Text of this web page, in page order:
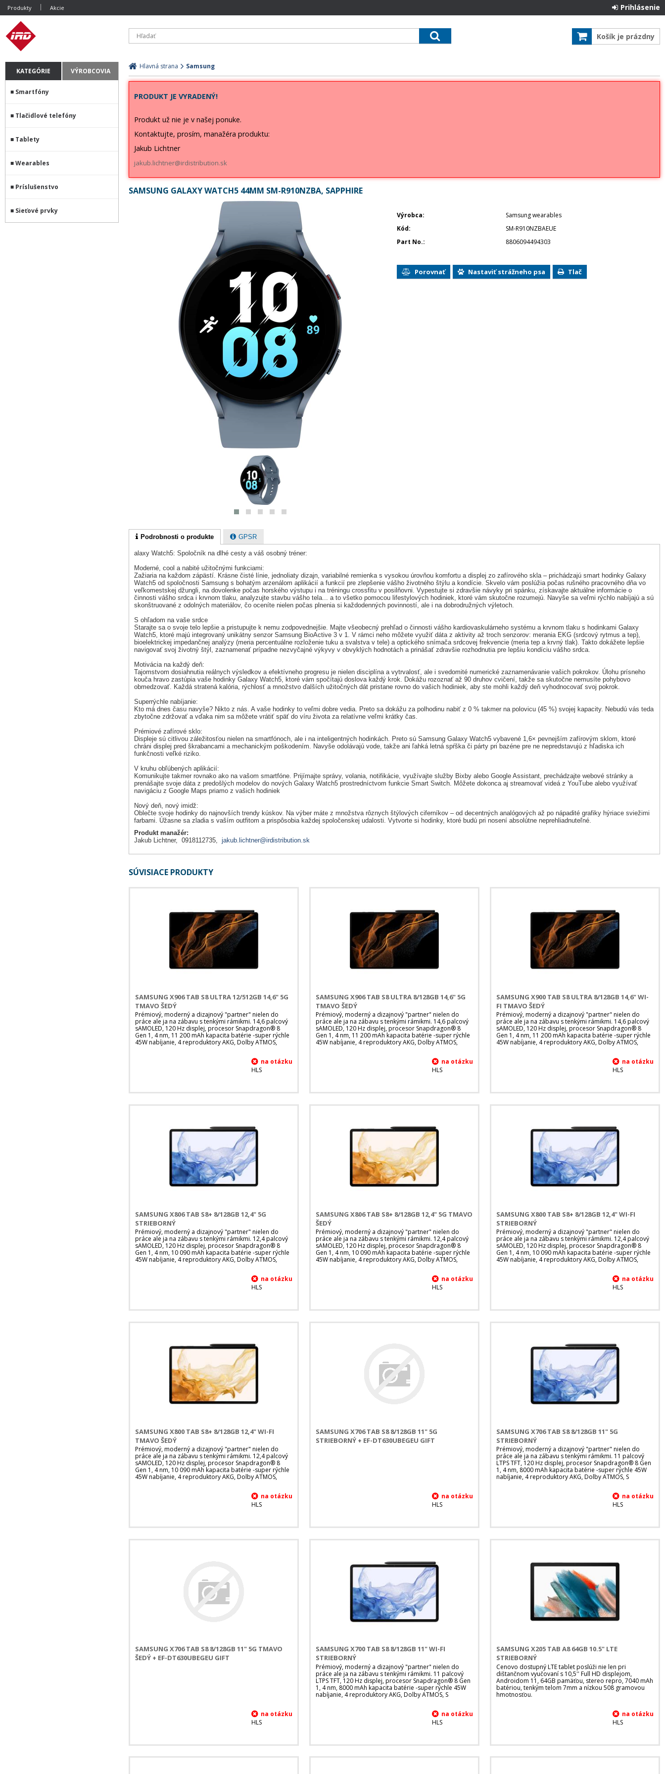
Produkty Akcie Prihlásenie
Košík je prázdny
KATEGÓRIE VÝROBCOVIA
Smartfóny
Tlačidlové telefóny
Tablety
Wearables
Príslušenstvo
Sieťové prvky
Hlavná strana Samsung
PRODUKT JE VYRADENÝ!
Produkt už nie je v našej ponuke.
Kontaktujte, prosím, manažéra produktu:
Jakub Lichtner
jakub.lichtner@irdistribution.sk
SAMSUNG GALAXY WATCH5 44MM SM-R910NZBA, SAPPHIRE
Výrobca
Samsung wearables
Kód
SM-R910NZBAEUE
Part No.
8806094494303
Porovnať Nastaviť strážneho psa Tlač
Podrobnosti o produkte GPSR
alaxy Watch5: Spoločník na dlhé cesty a váš osobný tréner:
Moderné, cool a nabité užitočnými funkciami:
Zažiaria na každom zápästí. Krásne čisté línie, jednoliaty dizajn, variabilné remienka s vysokou úrovňou komfortu a displej zo zafírového skla – prichádzajú smart hodinky Galaxy
Watch5 od spoločnosti Samsung s bohatým arzenálom aplikácií a funkcií pre zlepšenie vášho životného štýlu a kondície. Skvelo vám poslúžia počas rušného pracovného dňa vo
veľkomestskej džungli, na dovolenke počas horského výstupu i na tréningu crossfitu v posilňovni. Vypestujte si zdravšie návyky pri spánku, získavajte aktuálne informácie o
činnosti vášho srdca i krvnom tlaku, analyzujte stavbu vášho tela... a to všetko pomocou lifestylových hodiniek, ktoré vám skutočne rozumejú. Navyše sa veľmi rýchlo nabíjajú a sú
skonštruované z odolných materiálov, čo oceníte nielen počas plnenia si každodenných povinností, ale i na dobrodružných výletoch.
S ohľadom na vaše srdce
Starajte sa o svoje telo lepšie a pristupujte k nemu zodpovednejšie. Majte všeobecný prehľad o činnosti vášho kardiovaskulárneho systému a krvnom tlaku s hodinkami Galaxy
Watch5, ktoré majú integrovaný unikátny senzor Samsung BioActive 3 v 1. V rámci neho môžete využiť dáta z aktivity až troch senzorov: merania EKG (srdcový rytmus a tep),
bioelektrickej impedančnej analýzy (meria percentuálne rozloženie tuku a svalstva v tele) a optického snímača srdcovej frekvencie (meria tep a krvný tlak). Takto dokážete lepšie
navigovať svoj životný štýl, zaznamenať prípadne nezvyčajné výkyvy v obvyklých hodnotách a prinášať zdravšie rozhodnutia pre lepšiu kondíciu vášho srdca.
Motivácia na každý deň:
Tajomstvom dosiahnutia reálnych výsledkov a efektívneho progresu je nielen disciplína a vytrvalosť, ale i svedomité numerické zaznamenávanie vašich pokrokov. Úlohu prísneho
kouča hravo zastúpia vaše hodinky Galaxy Watch5, ktoré vám spočítajú doslova každý krok. Dokážu rozoznať až 90 druhov cvičení, takže sa skutočne nemusíte pohybovo
obmedzovať. Každá stratená kalória, rýchlosť a množstvo ďalších užitočných dát pristane rovno do vašich hodiniek, aby ste mohli každý deň vyhodnocovať svoj pokrok.
Superrýchle nabíjanie:
Kto má dnes času navyše? Nikto z nás. A vaše hodinky to veľmi dobre vedia. Preto sa dokážu za polhodinu nabiť z 0 % takmer na polovicu (45 %) svojej kapacity. Nebudú vás teda
zbytočne zdržovať a vďaka nim sa môžete vrátiť späť do víru života za relatívne veľmi krátky čas.
Prémiové zafírové sklo:
Displeje sú citlivou záležitosťou nielen na smartfónoch, ale i na inteligentných hodinkách. Preto sú Samsung Galaxy Watch5 vybavené 1,6× pevnejším zafírovým sklom, ktoré
chráni displej pred škrabancami a mechanickým poškodením. Navyše odolávajú vode, takže ani ľahká letná spŕška či párty pri bazéne pre ne nepredstavujú z hľadiska ich
funkčnosti veľké riziko.
V kruhu obľúbených aplikácií:
Komunikujte takmer rovnako ako na vašom smartfóne. Prijímajte správy, volania, notifikácie, využívajte služby Bixby alebo Google Assistant, prechádzajte webové stránky a
prenášajte svoje dáta z predošlých modelov do nových Galaxy Watch5 prostredníctvom funkcie Smart Switch. Môžete dokonca aj streamovať videá z YouTube alebo využívať
navigáciu z Google Maps priamo z vašich hodiniek
Nový deň, nový imidž:
Oblečte svoje hodinky do najnovších trendy kúskov. Na výber máte z množstva rôznych štýlových ciferníkov – od decentných analógových až po nápadité grafiky hýriace sviežimi
farbami. Úžasne sa zladia s vaším outfitom a prispôsobia každej spoločenskej udalosti. Vytvorte si hodinky, ktoré budú pri nosení absolútne neprehliadnuteľné.
Produkt manažér:
Jakub Lichtner, 0918112735, jakub.lichtner@irdistribution.sk
SÚVISIACE PRODUKTY
SAMSUNG X906 TAB S8 ULTRA 12/512GB 14,6" 5G
TMAVO ŠEDÝ
Prémiový, moderný a dizajnový "partner" nielen do
práce ale ja na zábavu s tenkými rámikmi. 14,6 palcový
sAMOLED, 120 Hz displej, procesor Snapdragon® 8
Gen 1, 4 nm, 11 200 mAh kapacita batérie -super rýchle
45W nabíjanie, 4 reproduktory AKG, Dolby ATMOS,
HLS
SAMSUNG X906 TAB S8 ULTRA 8/128GB 14,6" 5G
TMAVO ŠEDÝ
Prémiový, moderný a dizajnový "partner" nielen do
práce ale ja na zábavu s tenkými rámikmi. 14,6 palcový
sAMOLED, 120 Hz displej, procesor Snapdragon® 8
Gen 1, 4 nm, 11 200 mAh kapacita batérie -super rýchle
45W nabíjanie, 4 reproduktory AKG, Dolby ATMOS,
HLS
SAMSUNG X900 TAB S8 ULTRA 8/128GB 14,6" WI-
FI TMAVO ŠEDÝ
Prémiový, moderný a dizajnový "partner" nielen do
práce ale ja na zábavu s tenkými rámikmi. 14,6 palcový
sAMOLED, 120 Hz displej, procesor Snapdragon® 8
Gen 1, 4 nm, 11 200 mAh kapacita batérie -super rýchle
45W nabíjanie, 4 reproduktory AKG, Dolby ATMOS,
HLS
SAMSUNG X806 TAB S8+ 8/128GB 12,4" 5G
STRIEBORNÝ
Prémiový, moderný a dizajnový "partner" nielen do
práce ale ja na zábavu s tenkými rámikmi. 12,4 palcový
sAMOLED, 120 Hz displej, procesor Snapdragon® 8
Gen 1, 4 nm, 10 090 mAh kapacita batérie -super rýchle
45W nabíjanie, 4 reproduktory AKG, Dolby ATMOS,
HLS
SAMSUNG X806 TAB S8+ 8/128GB 12,4" 5G TMAVO
ŠEDÝ
Prémiový, moderný a dizajnový "partner" nielen do
práce ale ja na zábavu s tenkými rámikmi. 12,4 palcový
sAMOLED, 120 Hz displej, procesor Snapdragon® 8
Gen 1, 4 nm, 10 090 mAh kapacita batérie -super rýchle
45W nabíjanie, 4 reproduktory AKG, Dolby ATMOS,
HLS
SAMSUNG X800 TAB S8+ 8/128GB 12,4" WI-FI
STRIEBORNÝ
Prémiový, moderný a dizajnový "partner" nielen do
práce ale ja na zábavu s tenkými rámikmi. 12,4 palcový
sAMOLED, 120 Hz displej, procesor Snapdragon® 8
Gen 1, 4 nm, 10 090 mAh kapacita batérie -super rýchle
45W nabíjanie, 4 reproduktory AKG, Dolby ATMOS,
HLS
SAMSUNG X800 TAB S8+ 8/128GB 12,4" WI-FI
TMAVO ŠEDÝ
Prémiový, moderný a dizajnový "partner" nielen do
práce ale ja na zábavu s tenkými rámikmi. 12,4 palcový
sAMOLED, 120 Hz displej, procesor Snapdragon® 8
Gen 1, 4 nm, 10 090 mAh kapacita batérie -super rýchle
45W nabíjanie, 4 reproduktory AKG, Dolby ATMOS,
HLS
SAMSUNG X706 TAB S8 8/128GB 11" 5G
STRIEBORNÝ + EF-DT630UBEGEU GIFT
HLS
SAMSUNG X706 TAB S8 8/128GB 11" 5G
STRIEBORNÝ
Prémiový, moderný a dizajnový "partner" nielen do
práce ale ja na zábavu s tenkými rámikmi. 11 palcový
LTPS TFT, 120 Hz displej, procesor Snapdragon® 8 Gen
1, 4 nm, 8000 mAh kapacita batérie -super rýchle 45W
nabíjanie, 4 reproduktory AKG, Dolby ATMOS, S
HLS
SAMSUNG X706 TAB S8 8/128GB 11" 5G TMAVO
ŠEDÝ + EF-DT630UBEGEU GIFT
HLS
SAMSUNG X700 TAB S8 8/128GB 11" WI-FI
STRIEBORNÝ
Prémiový, moderný a dizajnový "partner" nielen do
práce ale ja na zábavu s tenkými rámikmi. 11 palcový
LTPS TFT, 120 Hz displej, procesor Snapdragon® 8 Gen
1, 4 nm, 8000 mAh kapacita batérie -super rýchle 45W
nabíjanie, 4 reproduktory AKG, Dolby ATMOS, S
HLS
SAMSUNG X205 TAB A8 64GB 10.5" LTE
STRIEBORNÝ
Cenovo dostupný LTE tablet poslúži nie len pri
dištančnom vyučovaní s 10,5'' Full HD displejom,
Androidom 11, 64GB pamäťou, stereo repro, 7040 mAh
batériou, tenkým telom 7mm a nízkou 508 gramovou
hmotnosťou.
HLS